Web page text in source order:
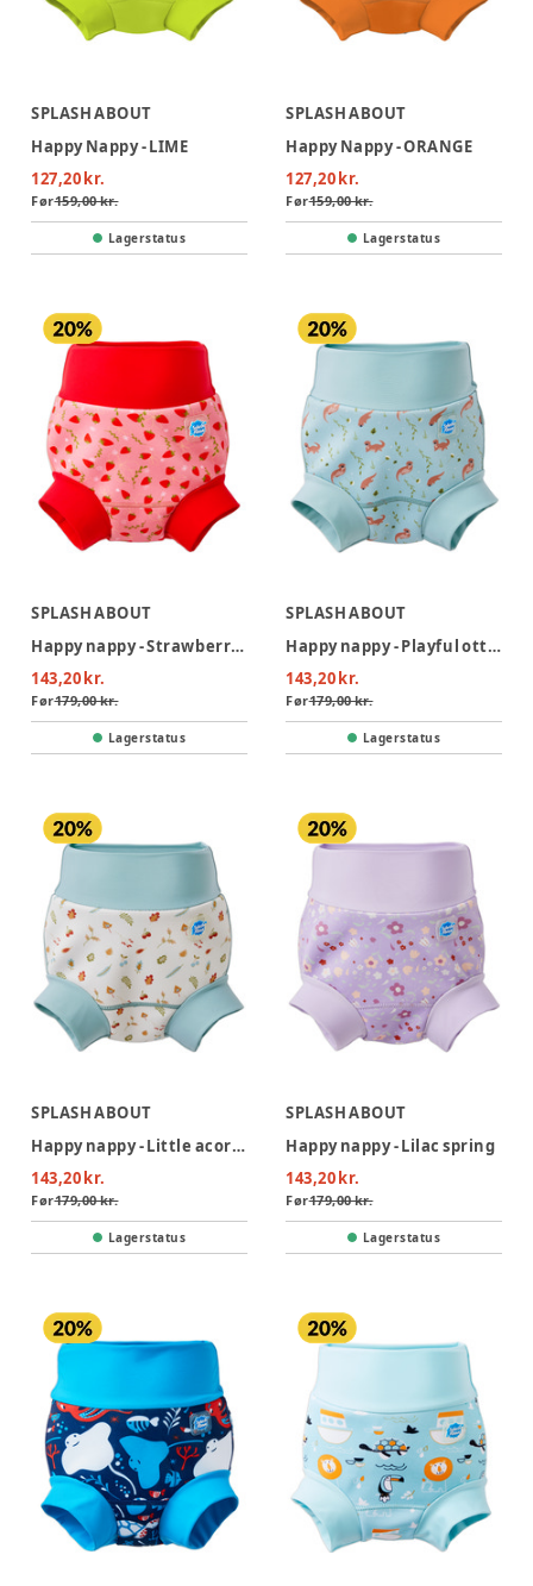
SPLASH ABOUT
Happy Nappy - LIME
127,20 kr.
Før159,00 kr.
Lagerstatus
SPLASH ABOUT
Happy Nappy - ORANGE
127,20 kr.
Før159,00 kr.
Lagerstatus
SPLASH ABOUT
Happy nappy - Strawberry field
143,20 kr.
Før179,00 kr.
Lagerstatus
SPLASH ABOUT
Happy nappy - Playful otters
143,20 kr.
Før179,00 kr.
Lagerstatus
SPLASH ABOUT
Happy nappy - Little acorns
143,20 kr.
Før179,00 kr.
Lagerstatus
SPLASH ABOUT
Happy nappy - Lilac spring
143,20 kr.
Før179,00 kr.
Lagerstatus